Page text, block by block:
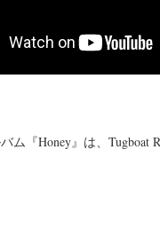
ム『Honey』は、Tugboat